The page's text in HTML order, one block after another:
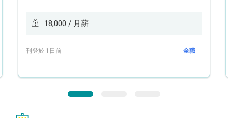
18,000 / 月薪
刊登於 1日前 全職